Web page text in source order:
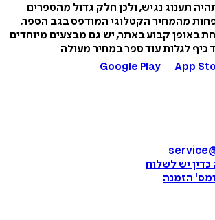
תענוג נגיש, ולכן חלק גדול מהספרים
מהמחיר הקטלוגי המודפס בגב הספר.
באופן קבוע באתר, יש גם מבצעים מיוחדים
כיף לגלות עוד ספר במחיר מעולה
Google Play
App
כדין יש לשלוח
' הזמנה